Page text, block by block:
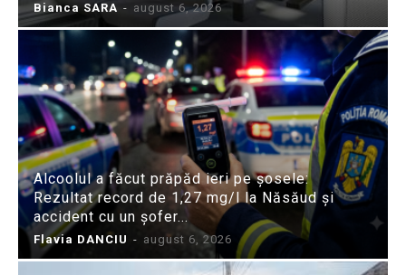
Bianca SARA - august 6, 2026
Alcoolul a făcut prăpăd ieri pe șosele:
Rezultat record de 1,27 mg/l la Năsăud și
accident cu un șofer...
Flavia DANCIU - august 6, 2026